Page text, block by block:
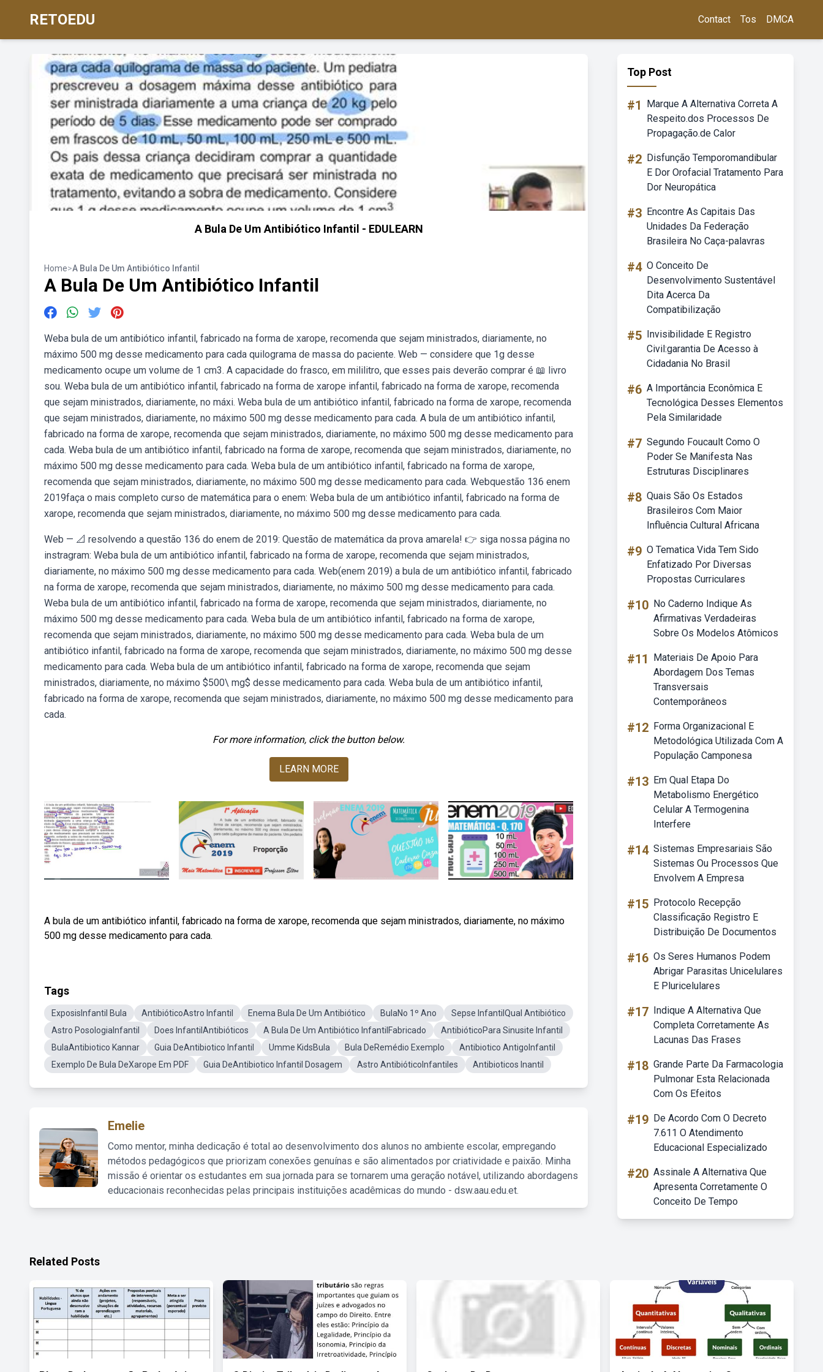
RETOEDU Contact Tos DMCA
A Bula De Um Antibiótico Infantil - EDULEARN
Home>A Bula De Um Antibiótico Infantil
A Bula De Um Antibiótico Infantil
Weba bula de um antibiótico infantil, fabricado na forma de xarope, recomenda que sejam ministrados, diariamente, no
máximo 500 mg desse medicamento para cada quilograma de massa do paciente. Web — considere que 1g desse
medicamento ocupe um volume de 1 cm3. A capacidade do frasco, em mililitro, que esses pais deverão comprar é 📖 livro
sou. Weba bula de um antibiótico infantil, fabricado na forma de xarope infantil, fabricado na forma de xarope, recomenda
que sejam ministrados, diariamente, no máxi. Weba bula de um antibiótico infantil, fabricado na forma de xarope, recomenda
que sejam ministrados, diariamente, no máximo 500 mg desse medicamento para cada. A bula de um antibiótico infantil,
fabricado na forma de xarope, recomenda que sejam ministrados, diariamente, no máximo 500 mg desse medicamento para
cada. Weba bula de um antibiótico infantil, fabricado na forma de xarope, recomenda que sejam ministrados, diariamente, no
máximo 500 mg desse medicamento para cada. Weba bula de um antibiótico infantil, fabricado na forma de xarope,
recomenda que sejam ministrados, diariamente, no máximo 500 mg desse medicamento para cada. Webquestão 136 enem
2019faça o mais completo curso de matemática para o enem: Weba bula de um antibiótico infantil, fabricado na forma de
xarope, recomenda que sejam ministrados, diariamente, no máximo 500 mg desse medicamento para cada.
Web — 📐 resolvendo a questão 136 do enem de 2019: Questão de matemática da prova amarela! 👉 siga nossa página no
instragram: Weba bula de um antibiótico infantil, fabricado na forma de xarope, recomenda que sejam ministrados,
diariamente, no máximo 500 mg desse medicamento para cada. Web(enem 2019) a bula de um antibiótico infantil, fabricado
na forma de xarope, recomenda que sejam ministrados, diariamente, no máximo 500 mg desse medicamento para cada.
Weba bula de um antibiótico infantil, fabricado na forma de xarope, recomenda que sejam ministrados, diariamente, no
máximo 500 mg desse medicamento para cada. Weba bula de um antibiótico infantil, fabricado na forma de xarope,
recomenda que sejam ministrados, diariamente, no máximo 500 mg desse medicamento para cada. Weba bula de um
antibiótico infantil, fabricado na forma de xarope, recomenda que sejam ministrados, diariamente, no máximo 500 mg desse
medicamento para cada. Weba bula de um antibiótico infantil, fabricado na forma de xarope, recomenda que sejam
ministrados, diariamente, no máximo $500\ mg$ desse medicamento para cada. Weba bula de um antibiótico infantil,
fabricado na forma de xarope, recomenda que sejam ministrados, diariamente, no máximo 500 mg desse medicamento para
cada.
For more information, click the button below.
LEARN MORE
A bula de um antibiótico infantil, fabricado na forma de xarope, recomenda que sejam ministrados, diariamente, no máximo
500 mg desse medicamento para cada.
Tags
ExposisInfantil Bula AntibióticoAstro Infantil Enema Bula De Um Antibiótico BulaNo 1º Ano
Sepse InfantilQual Antibiótico
Astro PosologiaInfantil
Does InfantilAntibióticos A Bula De Um Antibiótico InfantilFabricado
AntibióticoPara Sinusite Infantil
BulaAntibiotico Kannar
Guia DeAntibiotico Infantil Umme KidsBula Bula DeRemédio Exemplo
Antibiotico AntigoInfantil
Exemplo De Bula DeXarope Em PDF
Guia DeAntibiotico Infantil Dosagem Astro AntibióticoInfantiles Antibioticos Inantil
Emelie
Como mentor, minha dedicação é total ao desenvolvimento dos alunos no ambiente escolar, empregando
métodos pedagógicos que priorizam conexões genuínas e são alimentados por criatividade e paixão. Minha
missão é orientar os estudantes em sua jornada para se tornarem uma geração notável, utilizando abordagens
educacionais reconhecidas pelas principais instituições acadêmicas do mundo - dsw.aau.edu.et.
Top Post
#1
Marque A Alternativa Correta A
Respeito.dos Processos De
Propagação.de Calor
#2 Disfunção Temporomandibular
E Dor Orofacial Tratamento Para
Dor Neuropática
#3 Encontre As Capitais Das
Unidades Da Federação
Brasileira No Caça-palavras
#4 O Conceito De
Desenvolvimento Sustentável
Dita Acerca Da
Compatibilização
#5 Invisibilidade E Registro
Civil:garantia De Acesso à
Cidadania No Brasil
#6 A Importância Econômica E
Tecnológica Desses Elementos
Pela Similaridade
#7 Segundo Foucault Como O
Poder Se Manifesta Nas
Estruturas Disciplinares
#8 Quais São Os Estados
Brasileiros Com Maior
Influência Cultural Africana
#9 O Tematica Vida Tem Sido
Enfatizado Por Diversas
Propostas Curriculares
#10 No Caderno Indique As
Afirmativas Verdadeiras
Sobre Os Modelos Atômicos
#11
Materiais De Apoio Para
Abordagem Dos Temas
Transversais
Contemporâneos
#12 Forma Organizacional E
Metodológica Utilizada Com A
População Camponesa
#13 Em Qual Etapa Do
Metabolismo Energético
Celular A Termogenina
Interfere
#14 Sistemas Empresariais São
Sistemas Ou Processos Que
Envolvem A Empresa
#15 Protocolo Recepção
Classificação Registro E
Distribuição De Documentos
#16 Os Seres Humanos Podem
Abrigar Parasitas Unicelulares
E Pluricelulares
#17 Indique A Alternativa Que
Completa Corretamente As
Lacunas Das Frases
#18 Grande Parte Da Farmacologia
Pulmonar Esta Relacionada
Com Os Efeitos
#19 De Acordo Com O Decreto
7.611 O Atendimento
Educacional Especializado
#20 Assinale A Alternativa Que
Apresenta Corretamente O
Conceito De Tempo
Related Posts